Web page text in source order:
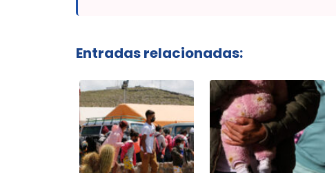
Entradas relacionadas: